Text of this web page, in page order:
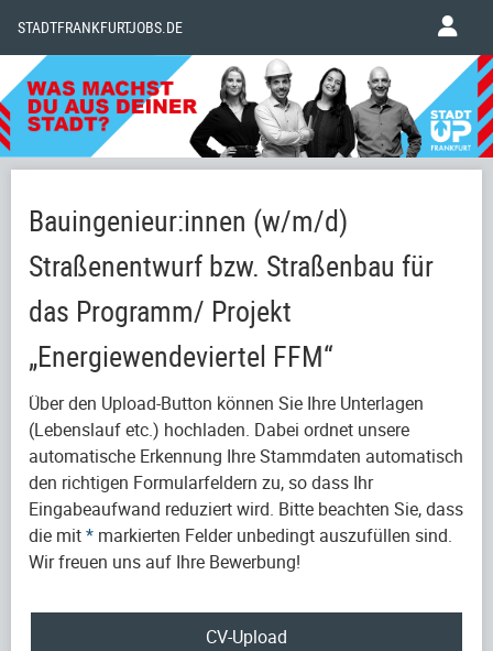
STADTFRANKFURTJOBS.DE
Bauingenieur:innen (w/m/d)
Straßenentwurf bzw. Straßenbau für
das Programm/ Projekt
„Energiewendeviertel FFM“
Über den Upload-Button können Sie Ihre Unterlagen
(Lebenslauf etc.) hochladen. Dabei ordnet unsere
automatische Erkennung Ihre Stammdaten automatisch
den richtigen Formularfeldern zu, so dass Ihr
Eingabeaufwand reduziert wird. Bitte beachten Sie, dass
die mit* markierten Felder unbedingt auszufüllen sind.
Wir freuen uns auf Ihre Bewerbung!
CV-Upload